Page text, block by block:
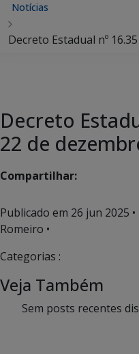
Notícias
Decreto Estadual nº
Decreto
22 de
Compartilhar:
Publicado em 26 jun 2025
Romeiro •
Categorias :
Veja Também
Sem posts recentes